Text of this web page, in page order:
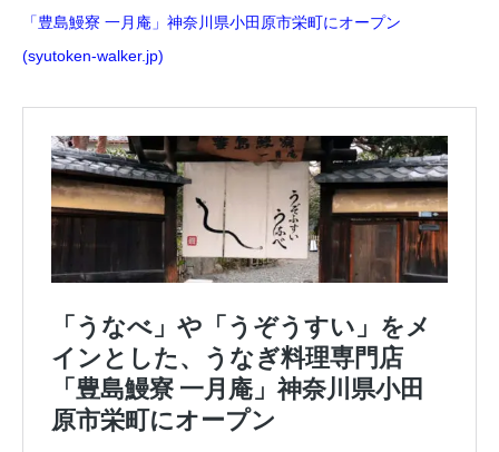
「豊島鰻寮 一月庵」神奈川県小田原市栄町にオープン
(syutoken-walker.jp)